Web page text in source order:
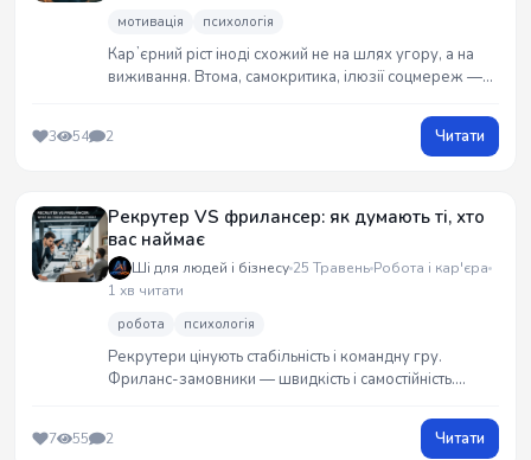
мотивація психологія
Карʼєрний ріст іноді схожий не на шлях угору, а на
виживання. Втома, самокритика, ілюзії соцмереж —
надлом і те, як важливо знати, що ти не один(на).
3 54 2 Читати
Рекрутер VS фрилансер: як думають ті, хто
вас наймає
Ші для людей і бізнесу 25 Травень Робота і кар'єра
1 хв читати
робота психологія
Рекрутери цінують стабільність і командну гру.
Фриланс-замовники — швидкість і самостійність.
резюме, а новий підхід. Як мислять ті, хто тебе наймає
— коротко і по суті.
7 55 2 Читати